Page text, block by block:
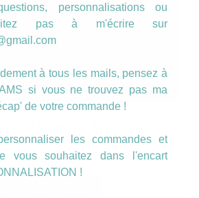
(Mariage) (15)
2.50€
personnalisations ou
pas à m'écrire sur
à tous les mails, pensez à
si vous ne trouvez pas ma
de votre commande !
les commandes et
vous souhaitez dans l'encart
!